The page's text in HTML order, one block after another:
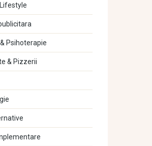
Psihoterapie
& Pizzerii